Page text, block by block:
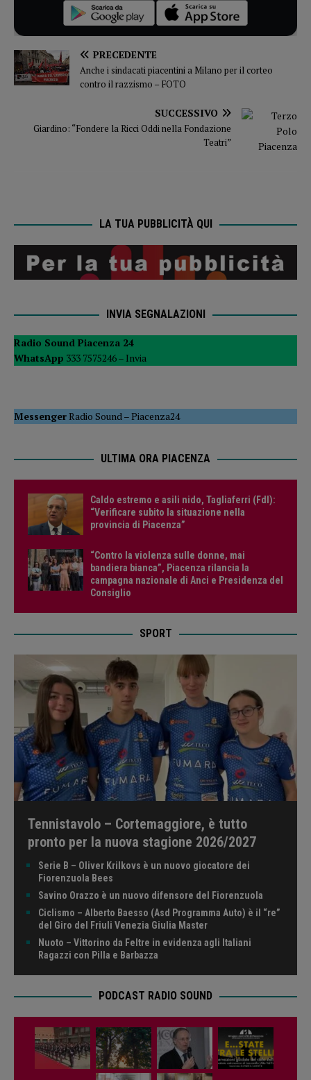
PRECEDENTE
Anche i sindacati piacentini a Milano per il corteo
contro il razzismo – FOTO
SUCCESSIVO
Giardino: “Fondere la Ricci Oddi nella Fondazione
Teatri”
LA TUA PUBBLICITÀ QUI
INVIA SEGNALAZIONI
Radio Sound Piacenza 24
WhatsApp 333 7575246 – Invia
MessengerRadio Sound–Piacenza24
ULTIMA ORA PIACENZA
Caldo estremo e asili nido, Tagliaferri (FdI):
“Verificare subito la situazione nella
provincia di Piacenza”
“Contro la violenza sulle donne, mai
bandiera bianca”, Piacenza rilancia la
campagna nazionale di Anci e Presidenza del
Consiglio
SPORT
Tennistavolo – Cortemaggiore, è tutto
pronto per la nuova stagione 2026/2027
Serie B – Oliver Krilkovs è un nuovo giocatore dei
Fiorenzuola Bees
Savino Orazzo è un nuovo difensore del Fiorenzuola
Ciclismo – Alberto Baesso (Asd Programma Auto) è il “re”
del Giro del Friuli Venezia Giulia Master
Nuoto – Vittorino da Feltre in evidenza agli Italiani
Ragazzi con Pilla e Barbazza
PODCAST RADIO SOUND